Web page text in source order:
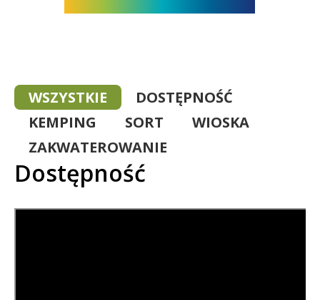
WSZYSTKIE
DOSTĘPNOŚĆ
KEMPING
SORT
WIOSKA
ZAKWATEROWANIE
Dostępność